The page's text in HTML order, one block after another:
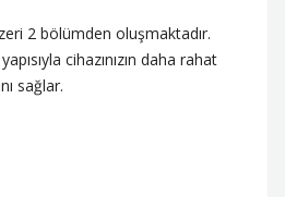
2 bölümden oluşmaktadır.
cihazınızın daha rahat
sağlar.